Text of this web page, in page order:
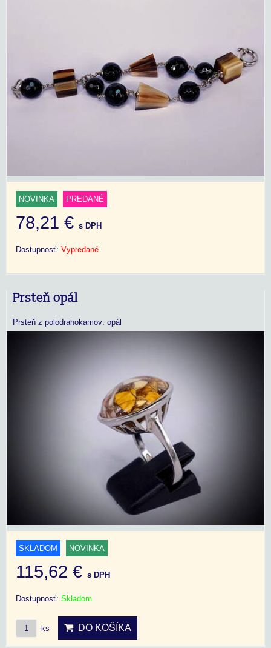
NOVINKA PREDANÉ
78,21 € s DPH
Dostupnosť: Vypredané
Prsteň opál
Prsteň z polodrahokamov: opál
SKLADOM NOVINKA
115,62 € s DPH
Dostupnosť: Skladom
ks DO KOŠÍKA